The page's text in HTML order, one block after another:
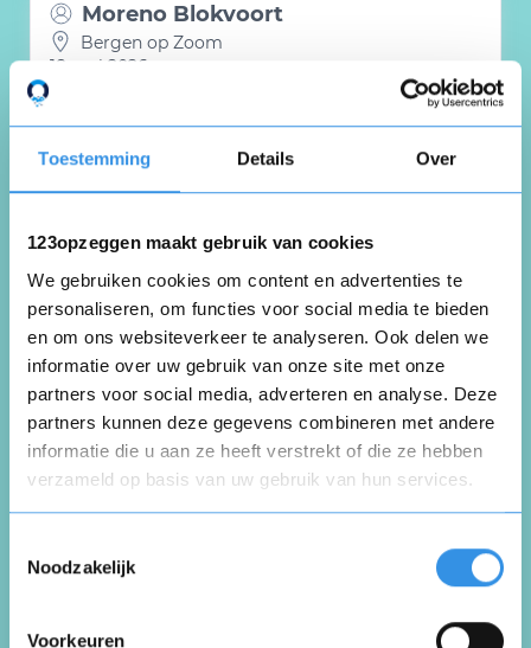
Toestemming Details Over
123opzeggen maakt gebruik van cookies
We gebruiken cookies om content en advertenties te
personaliseren, om functies voor social media te bieden
en om ons websiteverkeer te analyseren. Ook delen we
informatie over uw gebruik van onze site met onze
partners voor social media, adverteren en analyse. Deze
partners kunnen deze gegevens combineren met andere
informatie die u aan ze heeft verstrekt of die ze hebben
verzameld op basis van uw gebruik van hun services.
Noodzakelijk
Voorkeuren
Moreno Blokvoort
Bergen op Zoom
18 mei 2026
Bedankt voor de hulp , ik heb een woning
Nuttig
(0 like) Deel
Esther Van Brug
Roermond
24 april 2026
Ik wil er al een half jaar vanaf en ze blijven